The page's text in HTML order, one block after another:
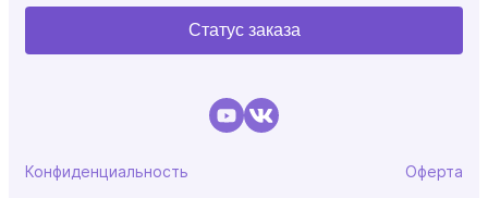
Статус заказа
Конфиденциальность Оферта